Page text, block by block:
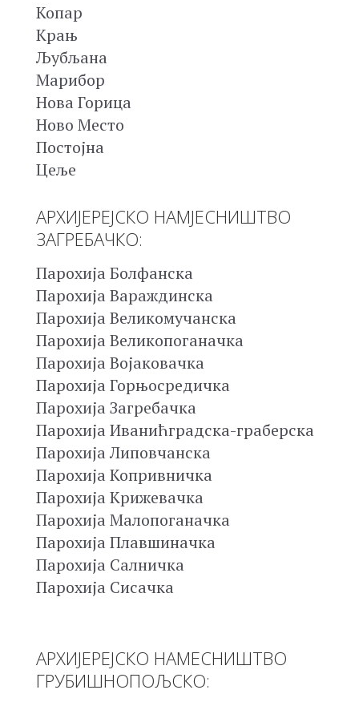
Копар
Крањ
Љубљана
Марибор
Нова Горица
Ново Место
Постојна
Цеље
АРХИЈЕРЕЈСКО НАМЈЕСНИШТВО
ЗАГРЕБАЧКО:
Парохија Болфанска
Парохија Вараждинска
Парохија Великомучанска
Парохија Великопоганачка
Парохија Војаковачка
Парохија Горњосредичка
Парохија Загребачка
Парохија Иванићградска-граберска
Парохија Липовчанска
Парохија Копривничка
Парохија Крижевачка
Парохија Малопоганачка
Парохија Плавшиначка
Парохија Салничка
Парохија Сисачка
АРХИЈЕРЕЈСКО НАМЕСНИШТВО
ГРУБИШНОПОЉСКО: